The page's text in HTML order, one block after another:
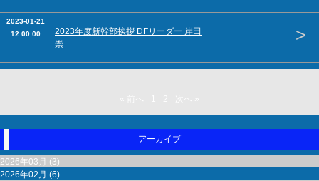
2023-01-21
12:00:00
2023年度新幹部挨拶 DFリーダー 岸田
崇
>
2
アーカイブ
2026年03月 (3)
2026年02月 (6)